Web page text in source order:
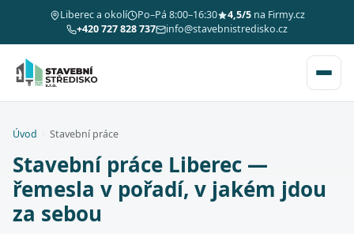
Liberec a okolí Po–Pá 8:00–16:30 4,5/5na Firmy.cz
+420 727 828 737
info@stavebnistredisko.cz
Úvod Stavební práce
Stavební práce Liberec —
řemesla v pořadí, v jakém jdou
za sebou